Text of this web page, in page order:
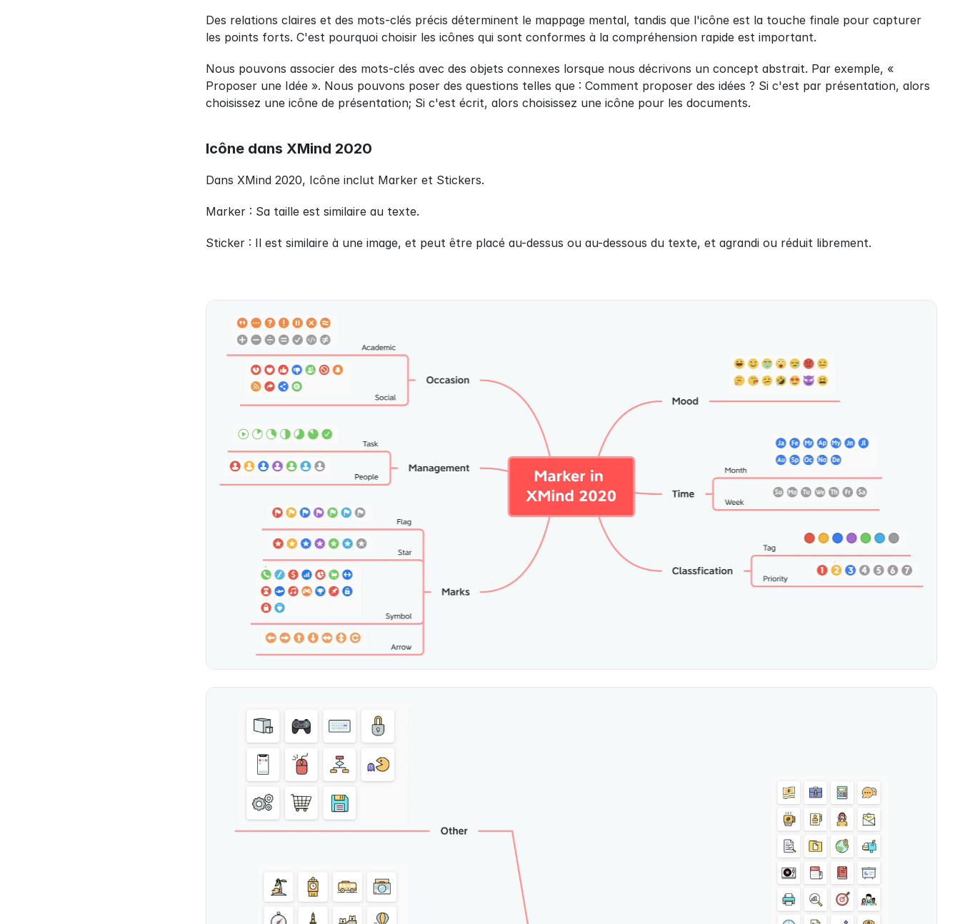
Des relations claires et des mots-clés précis déterminent le mappage mental, tandis que l'icône est la touche finale pour capturer
les points forts. C'est pourquoi choisir les icônes qui sont conformes à la compréhension rapide est important.
Nous pouvons associer des mots-clés avec des objets connexes lorsque nous décrivons un concept abstrait. Par exemple, «
Proposer une Idée ». Nous pouvons poser des questions telles que : Comment proposer des idées ? Si c'est par présentation, alors
choisissez une icône de présentation; Si c'est écrit, alors choisissez une icône pour les documents.
Icône dans XMind 2020
Dans XMind 2020, Icône inclut Marker et Stickers.
Marker : Sa taille est similaire au texte.
Sticker : Il est similaire à une image, et peut être placé au-dessus ou au-dessous du texte, et agrandi ou réduit librement.